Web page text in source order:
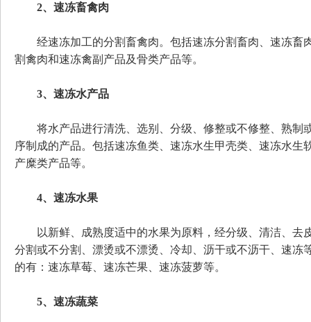
2、速冻畜禽肉
经速冻加工的分割畜禽肉。包括速冻分割畜肉、速冻畜
割禽肉和速冻禽副产品及骨类产品等。
3、速冻水产品
将水产品进行清洗、选别、分级、修整或不修整、熟制
序制成的产品。包括速冻鱼类、速冻水生甲壳类、速冻水生
产糜类产品等。
4、速冻水果
以新鲜、成熟度适中的水果为原料，经分级、清洁、去
分割或不分割、漂烫或不漂烫、冷却、沥干或不沥干、速冻
的有：速冻草莓、速冻芒果、速冻菠萝等。
5、速冻蔬菜